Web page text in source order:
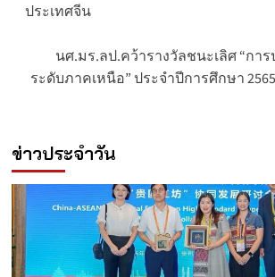
ประเทศจีน
นศ.มร.ลป.คว้ารางวัลชนะเลิศ “กา
ระดับภาคเหนือ” ประจำปีการศึกษา
ข่าวประจำวัน